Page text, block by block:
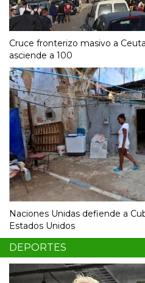
Cruce fronterizo masivo a
asciende a 100
Naciones Unidas defiende a
Estados Unidos
DEPORTES